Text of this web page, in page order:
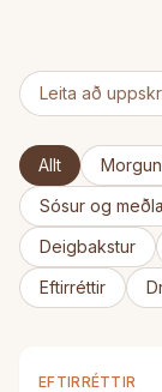
Allt
Sósur og
Deigbakstur
Eftirréttir
EFTIRRÉTTIR